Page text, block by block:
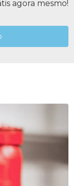
agora mesmo!